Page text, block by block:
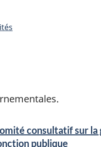
consultatif sur la
publique